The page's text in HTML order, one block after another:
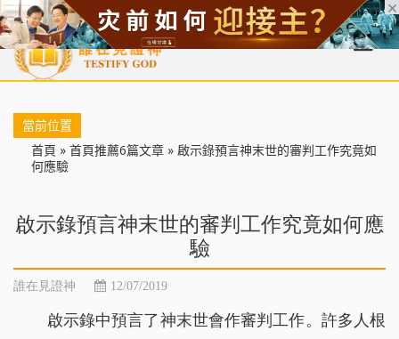
首頁 每日靈糧 天國福音 基督徒見證 信仰解答 聖經
當前位置
首頁 » 首頁推薦6篇文章 » 啟示錄預言神末世的審判工作究竟如
何應驗
啟示錄預言神末世的審判工作究竟如何應
驗
誰在見證神 12/07/2019
啟示錄中預言了神末世會作審判工作。許多人根